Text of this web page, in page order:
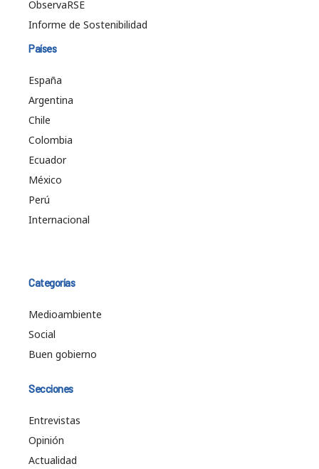
ObservaRSE
Informe de Sostenibilidad
Países
España
Argentina
Chile
Colombia
Ecuador
México
Perú
Internacional
Categorías
Medioambiente
Social
Buen gobierno
Secciones
Entrevistas
Opinión
Actualidad